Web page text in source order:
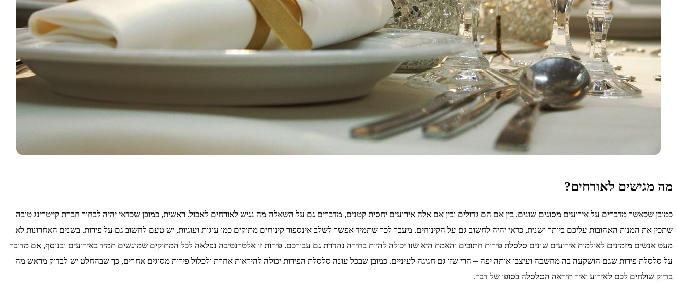
מה מגישים לאורחים?
כמובן שכאשר מדברים על אירועים מסוגים שונים, בין אם הם גדולים ובין אם אלה אירועים יחסית קטנים, מדברים גם על השאלה מה נגיש לאורחים לאכול. ראשית, כמובן שכדאי יהיה לבחור חברת קייטרינג טובה
שתכין את המנות האהובות עליכם ביותר ושנית, כדאי יהיה לחשוב גם על הקינוחים. מעבר לכך שתמיד אפשר לשלב אינספור קינוחים מתוקים כמו עוגות ועוגיות, יש טעם לחשוב גם על פירות. בשנים האחרונות לא
מעט אנשים מזמינים לאולמות אירועים שונים סלסלת פירות חתוכים והאמת היא שזו יכולה להיות בחירה נהדרת גם עבורכם. פירות זו אלטרנטיבה נפלאה לכל המתוקים שמוגשים תמיד באירועים ובנוסף, אם מדובר
על סלסלת פירות שגם הושקעה בה מחשבה ועיצבו אותה יפה – הרי שזו גם חגיגה לעיניים. כמובן שבכל עונה סלסלת הפירות יכולה להיראות אחרת ולכלול פירות מסוגים אחרים, כך שבהחלט יש לבדוק מראש מה
בדיוק שולחים לכם לאירוע ואיך תיראה הסלסלה בסופו של דבר.